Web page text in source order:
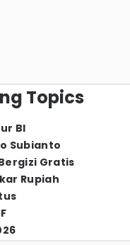
Topics
BI
Subianto
Gratis
Rupiah